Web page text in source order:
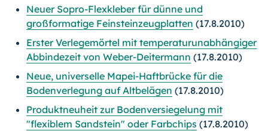
Neuer Sopro-Flexkleber für dünne und
großformatige Feinsteinzeugplatten (17.8.2010)
Erster Verlegemörtel mit temperaturunabhängiger
Abbindezeit von Weber-Deitermann (17.8.2010)
Neue, universelle Mapei-Haftbrücke für die
Bodenverlegung auf Altbelägen (17.8.2010)
Produktneuheit zur Bodenversiegelung mit
"flexiblem Sandstein" oder Farbchips (17.8.2010)